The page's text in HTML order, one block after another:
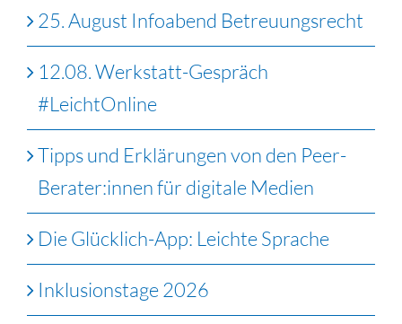
25. August Infoabend Betreuungsrecht
12.08. Werkstatt-Gespräch
#LeichtOnline
Tipps und Erklärungen von den Peer-
Berater:innen für digitale Medien
Die Glücklich-App: Leichte Sprache
Inklusionstage 2026